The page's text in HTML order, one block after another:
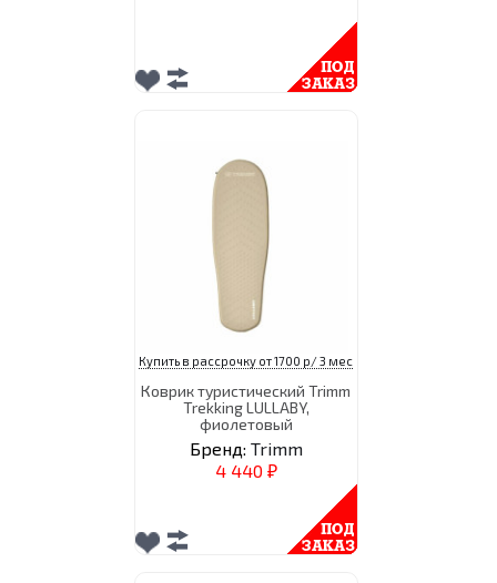
Купить в рассрочку от 1700 р/ 3 мес
Коврик туристический Trimm
Trekking LULLABY,
фиолетовый
Бренд: Trimm
4 440 ₽